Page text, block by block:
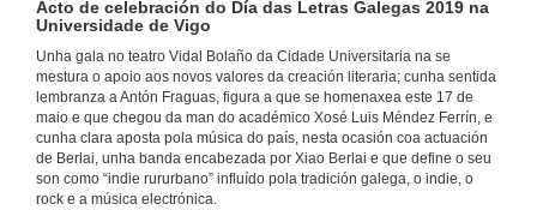
Acto de celebración do Día das Letras Galegas 2019 na
Universidade de Vigo
Unha gala no teatro Vidal Bolaño da Cidade Universitaria na se
mestura o apoio aos novos valores da creación literaria; cunha sentida
lembranza a Antón Fraguas, figura a que se homenaxea este 17 de
maio e que chegou da man do académico Xosé Luis Méndez Ferrín, e
cunha clara aposta pola música do país, nesta ocasión coa actuación
de Berlai, unha banda encabezada por Xiao Berlai e que define o seu
son como “indie rururbano” influído pola tradición galega, o indie, o
rock e a música electrónica.